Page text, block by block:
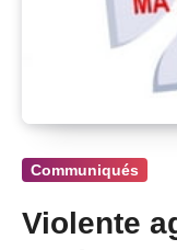
Communiqués
Violente